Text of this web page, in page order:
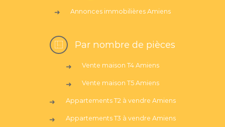
Annonces immobilières Amiens
Par nombre de pièces
Vente maison T4 Amiens
Vente maison T5 Amiens
Appartements T2 à vendre Amiens
Appartements T3 à vendre Amiens